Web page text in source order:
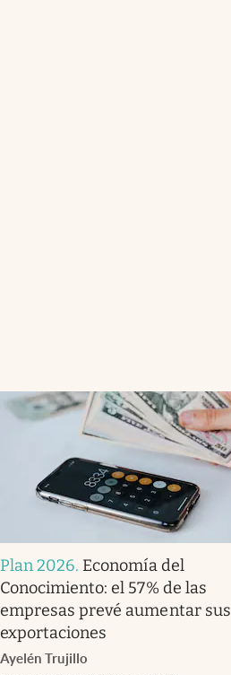
Plan 2026. Economía del
Conocimiento: el 57% de las
empresas prevé aumentar sus
exportaciones
Ayelén Trujillo